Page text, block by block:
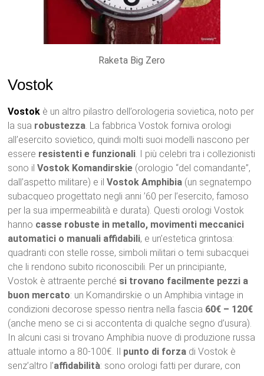
Raketa Big Zero
Vostok
Vostok è un altro pilastro dell’orologeria sovietica, noto per
la sua robustezza. La fabbrica Vostok forniva orologi
all’esercito sovietico, quindi molti suoi modelli nascono per
essere resistenti e funzionali. I più celebri tra i collezionisti
sono ilVostok Komandirskie (orologio “del comandante”,
dall’aspetto militare) e ilVostok Amphibia (un segnatempo
subacqueo progettato negli anni ’60 per l’esercito, famoso
per la sua impermeabilità e durata). Questi orologi Vostok
hanno casse robuste in metallo, movimenti meccanici
automatici o manuali affidabili, e un’estetica grintosa:
quadranti con stelle rosse, simboli militari o temi subacquei
che li rendono subito riconoscibili. Per un principiante,
Vostok è attraente perché si trovano facilmente pezzi a
buon mercato: un Komandirskie o un Amphibia vintage in
condizioni decorose spesso rientra nella fascia 60€ – 120€
(anche meno se ci si accontenta di qualche segno d’usura).
In alcuni casi si trovano Amphibia nuove di produzione russa
attuale intorno a 80-100€. Il punto di forza di Vostok è
senz’altro l’affidabilità: sono orologi fatti per durare, con